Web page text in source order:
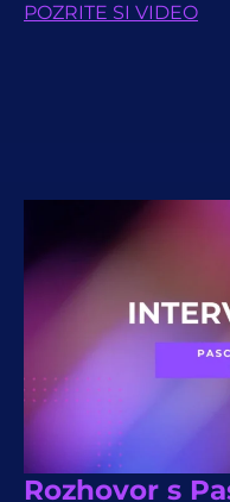
POZRITE SI VIDEO
Rozhovor s